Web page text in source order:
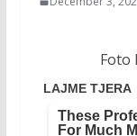
Foto